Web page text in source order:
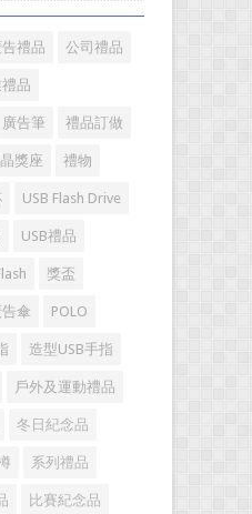
萬年曆筆筒，集時間
告禮品 公司禮品
品
廣告筆 禮品訂做
獎座 禮物
USB Flash Drive
USB禮品
獎盃
告傘 POLO
造型USB手指
戶外及運動禮品
冬日紀念品
系列禮品
比賽紀念品